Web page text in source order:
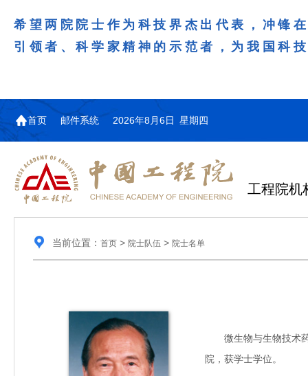
希望两院院士作为科技界杰出代表，冲锋
引领者、科学家精神的示范者，为我国科
首页 邮件系统 2026年8月6日 星期四
工程院机
当前位置： 首页> 院士队伍 > 院士名单
微生物与生物技术药
院，获学士学位。